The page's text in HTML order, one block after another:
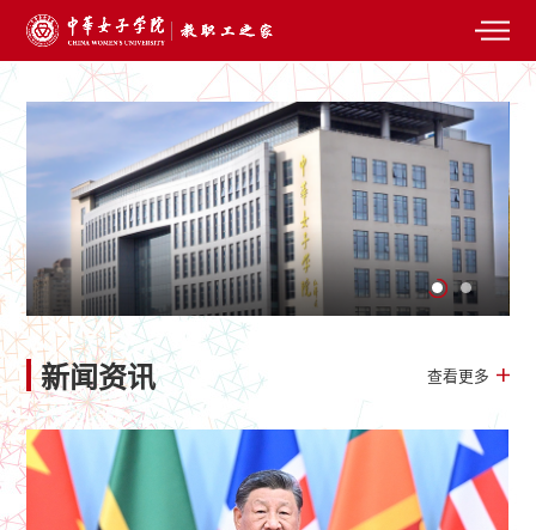
新闻资讯 查看更多